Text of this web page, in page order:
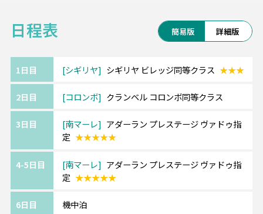
・宿泊ホテルを変更したい
・モルディブとコロンボの宿泊の順番を逆に
・シギリヤロックなど世界遺産観光をしたい
など、どんな小さなご要望でも構いません。
まずはお聞かせください！
日程表 簡易版 詳細版
1日目 シギリヤ シギリヤ ビレッジ同等クラス ★★★
2日目 コロンボ クランベル コロンボ同等クラス
3日目 南マーレ
アダーラン プレステージ ヴァドゥ指
定 ★★★★★
4-5日目 南マーレ
アダーラン プレステージ ヴァドゥ指
定 ★★★★★
6日目 機中泊